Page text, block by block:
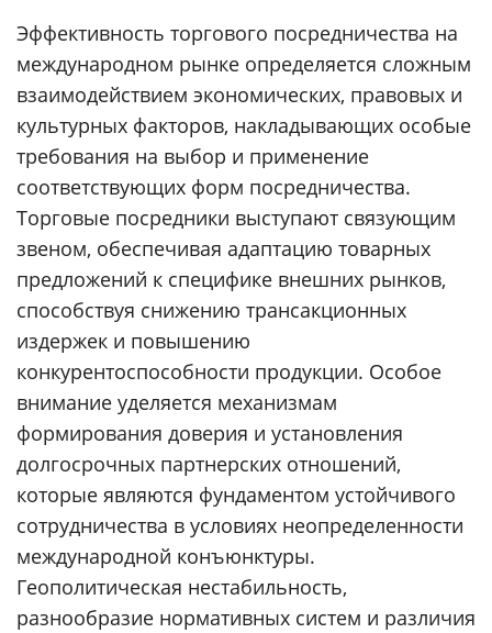
Эффективность торгового посредничества на
международном рынке определяется сложным
взаимодействием экономических, правовых и
культурных факторов, накладывающих особые
требования на выбор и применение
соответствующих форм посредничества.
Торговые посредники выступают связующим
звеном, обеспечивая адаптацию товарных
предложений к специфике внешних рынков,
способствуя снижению трансакционных
издержек и повышению
конкурентоспособности продукции. Особое
внимание уделяется механизмам
формирования доверия и установления
долгосрочных партнерских отношений,
которые являются фундаментом устойчивого
сотрудничества в условиях неопределенности
международной конъюнктуры.
Геополитическая нестабильность,
разнообразие нормативных систем и различия